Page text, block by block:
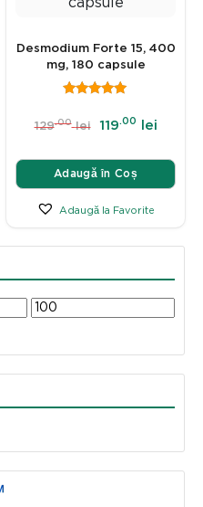
Desmodium Forte 15, 400
mg, 180 capsule
129.00 lei 119.00 lei
Adaugă în Coș
Adaugă la Favorite